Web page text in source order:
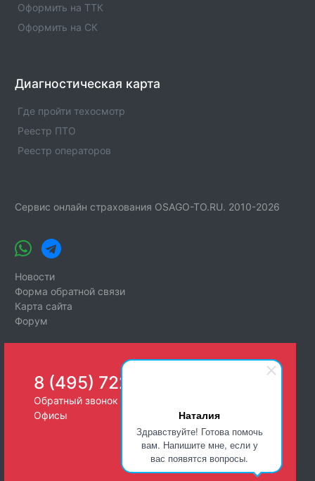
Наталия
Здравствуйте! Готова помочь
вам. Напишите мне, если у
вас появятся вопросы.
Оформить на ТТК
Оформить на СК
Диагностическая карта
Где пройти техосмотр
Реестр ПТО
Реестр операторов
Сервис онлайн страхования OSAGO-TO.RU. 2010-2026
Новости
Форма обратной связи
Карта сайта
Форум
8 (495) 722-26-25
Обратный звонок
Офисы